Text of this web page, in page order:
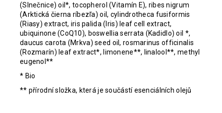
(Slnečnice) oil*, tocopherol (Vitamín E), ribes nigrum
(Arktická čierna ríbezľa) oil, cylindrotheca fusiformis
(Riasy) extract, iris palida (Iris) leaf cell extract,
ubiquinone (CoQ10), boswellia serrata (Kadidlo) oil *,
daucus carota (Mrkva) seed oil, rosmarinus officinalis
(Rozmarín) leaf extract*, limonene**, linalool**, methyl
eugenol**
* Bio
** přírodní složka, která je součástí esenciálních olejů